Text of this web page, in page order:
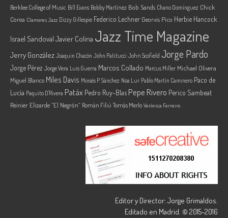
Berklee College of Music Bill Evans Bobby Martínez Bob Sands Chano Domínguez Chick
Corea Clamores Jazz Dizzy Gillespie Federico Lechner Georvis Pico Herbie Hancock
Israel Sandoval Javier Colina Jazz Time Magazine
Jerry González Joaquin Chacón John Patitucci John Scofield Jorge Pardo
Jorge Pérez Jorge Vera Luis Guerra Marcos Collado Marcus Miller Michael Olivera
Miguel Blanco Miles Davis Moisés P. Sánchez Noa Lur Pablo Martín Caminero Paco de
Lucía Paquito D'Rivera Patáx Pedro Ruy-Blas Pepe Rivero Perico Sambeat
Reinier Elizarde “El Negrón” Román Filiú Tomás Merlo Verónica Ferreiro
Editor y Director: Jorge Grimaldos.
Editado en Madrid. © 2015-2016